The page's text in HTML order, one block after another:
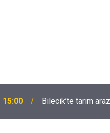
15:00 Bilecik’te tarım